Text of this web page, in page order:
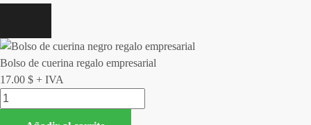
Bolso de cuerina regalo empresarial
17.00 $ + IVA